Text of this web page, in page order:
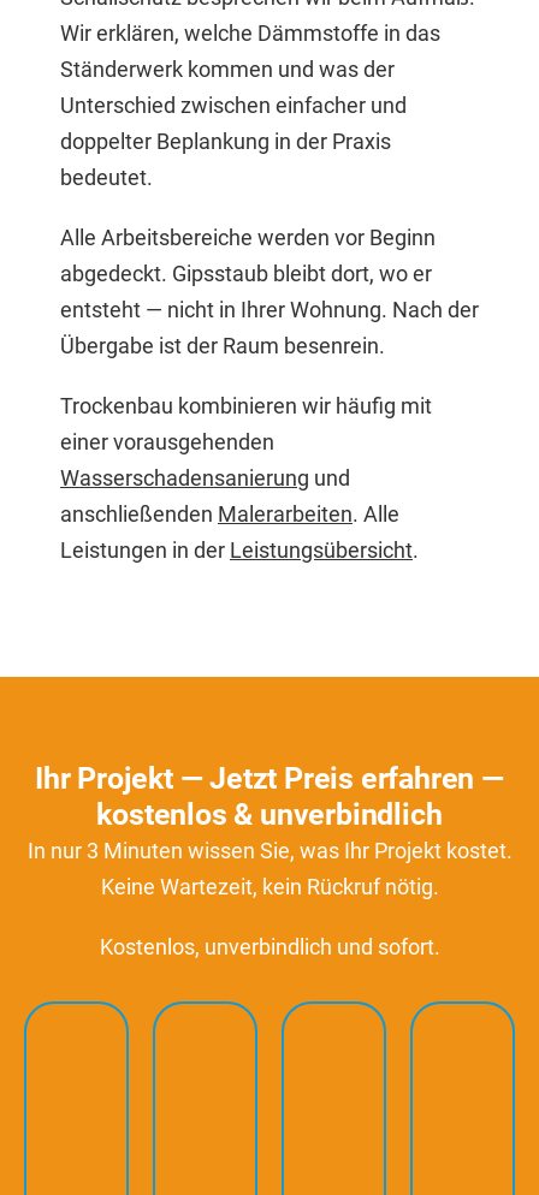
Wir erklären, welche Dämmstoffe in das
Ständerwerk kommen und was der
Unterschied zwischen einfacher und
doppelter Beplankung in der Praxis
bedeutet.
Alle Arbeitsbereiche werden vor Beginn
abgedeckt. Gipsstaub bleibt dort, wo er
entsteht — nicht in Ihrer Wohnung. Nach der
Übergabe ist der Raum besenrein.
Trockenbau kombinieren wir häufig mit
einer vorausgehenden
Wasserschadensanierung und
anschließenden Malerarbeiten. Alle
Leistungen in der Leistungsübersicht.
Ihr Projekt — Jetzt Preis erfahren —
kostenlos & unverbindlich
In nur 3 Minuten wissen Sie, was Ihr Projekt kostet.
Keine Wartezeit, kein Rückruf nötig.
Kostenlos, unverbindlich und sofort.